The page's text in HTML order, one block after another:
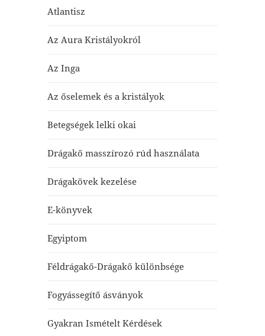
Atlantisz
Az Aura Kristályokról
Az Inga
Az őselemek és a kristályok
Betegségek lelki okai
Drágakő masszírozó rúd használata
Drágakövek kezelése
E-könyvek
Egyiptom
Féldrágakő-Drágakő különbsége
Fogyássegítő ásványok
Gyakran Ismételt Kérdések